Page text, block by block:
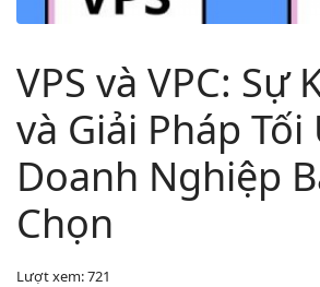
VPS và VPC: Sự
và Giải Pháp Tối
Doanh Nghiệp
Chọn
Lượt xem: 721